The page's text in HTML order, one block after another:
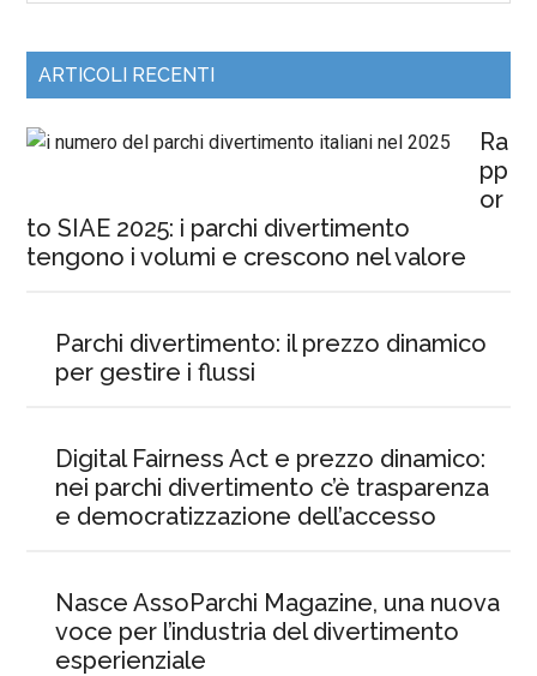
ARTICOLI RECENTI
Ra
pp
or
to SIAE 2025: i parchi divertimento
tengono i volumi e crescono nel valore
Parchi divertimento: il prezzo dinamico
per gestire i flussi
Digital Fairness Act e prezzo dinamico:
nei parchi divertimento c’è trasparenza
e democratizzazione dell’accesso
Nasce AssoParchi Magazine, una nuova
voce per l’industria del divertimento
esperienziale